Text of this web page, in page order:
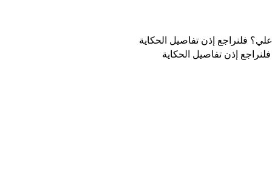
علي؟ فلنراجع إذن تفاصيل الحكاية
إذن تفاصيل الحكاية